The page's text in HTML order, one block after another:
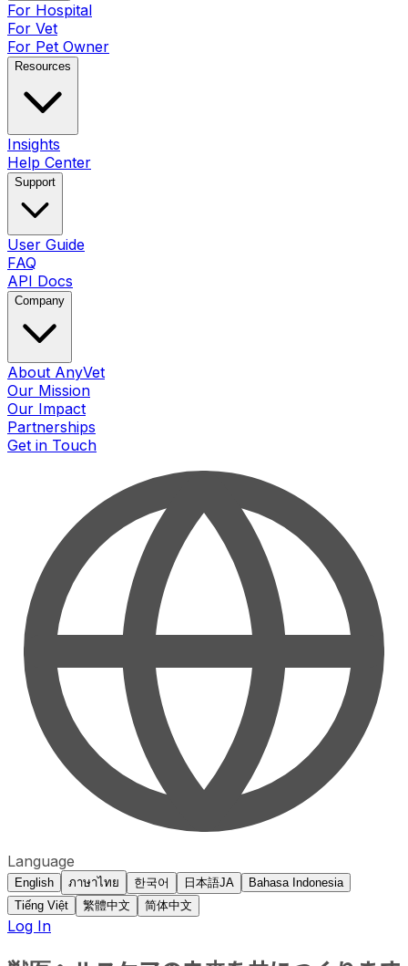
For Hospital
For Vet
For Pet Owner
Resources
Insights
Help Center
Support
User Guide
FAQ
API Docs
Company
About AnyVet
Our Mission
Our Impact
Partnerships
Get in Touch
Language
English ภาษาไทย 한국어 日本語JA
Bahasa Indonesia
Tiếng Việt
繁體中文 简体中文
Log In